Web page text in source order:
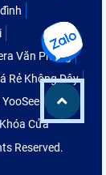
Văn Phòng
Rẻ Không Dây
Cửa
Reserved.